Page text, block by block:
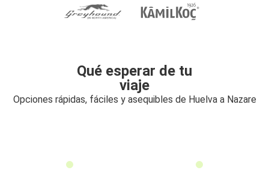
Qué esperar de tu
viaje
Opciones rápidas, fáciles y asequibles de Huelva a Nazare